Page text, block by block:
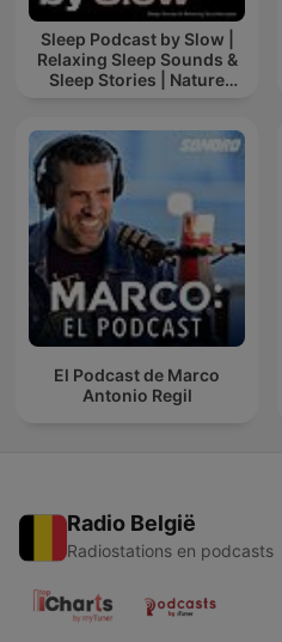
Sleep Podcast by Slow |
Relaxing Sleep Sounds &
Sleep Stories | Nature
El Podcast de Marco
Antonio Regil
Radio België
Radiostations en podcasts